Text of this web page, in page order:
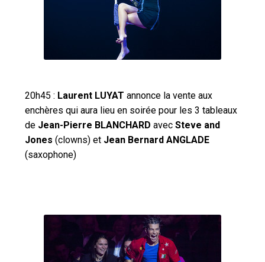
20h45 : Laurent LUYAT annonce la vente aux
enchères qui aura lieu en soirée pour les 3 tableaux
de Jean-Pierre BLANCHARD avec Steve and
Jones (clowns) et Jean Bernard ANGLADE
(saxophone)